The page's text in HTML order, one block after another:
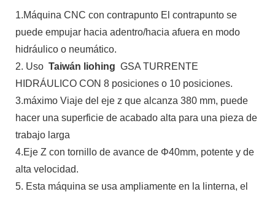
1.Máquina CNC con contrapunto El contrapunto se
puede empujar hacia adentro/hacia afuera en modo
hidráulico o neumático.
2. Uso Taiwán liohing GSA TURRENTE
HIDRÁULICO CON 8 posiciones o 10 posiciones.
3.máximo Viaje del eje z que alcanza 380 mm, puede
hacer una superficie de acabado alta para una pieza de
trabajo larga
4.Eje Z con tornillo de avance de Φ40mm, potente y de
alta velocidad.
5. Esta máquina se usa ampliamente en la linterna, el